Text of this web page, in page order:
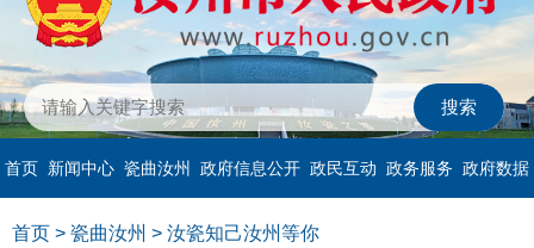
首页 新闻中心 瓷曲汝州 政府信息公开 政民互动 政务服务 政府数据
首页 > 瓷曲汝州 > 汝瓷知己汝州等你